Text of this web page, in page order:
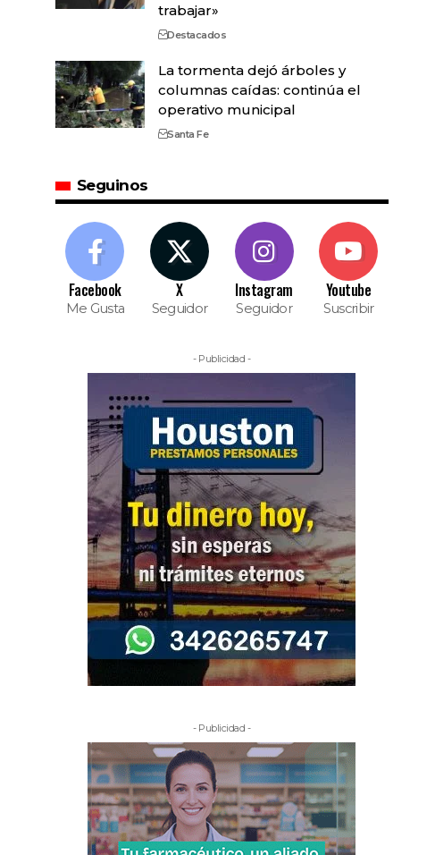
trabajar»
Destacados
La tormenta dejó árboles y
columnas caídas: continúa el
operativo municipal
Santa Fe
Seguinos
Facebook
Me Gusta
X
Seguidor
Instagram
Seguidor
Youtube
Suscribir
- Publicidad -
- Publicidad -